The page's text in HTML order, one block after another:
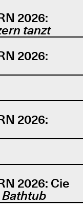
2026:
tanzt
2026:
2026:
2026: Cie